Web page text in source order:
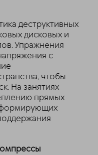
деструктивных
дисковых и
Упражнения
с
чтобы
На занятиях
прямых